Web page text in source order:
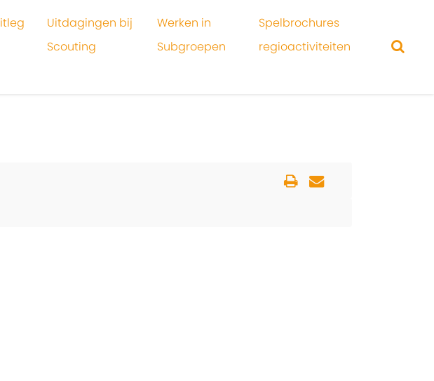
Uitdagingen bij
Scouting
Werken in
Subgroepen
Spelbrochures
regioactiviteiten